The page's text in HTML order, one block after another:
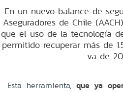
En un nuevo balance de
Aseguradores de Chile
que el uso de la tecnología
permitido recuperar más de
va de
Esta herramienta, que ya